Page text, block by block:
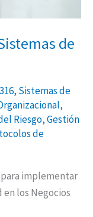
de
, Sistemas de
,
Riesgo,Gestión
de
implementar
los Negocios